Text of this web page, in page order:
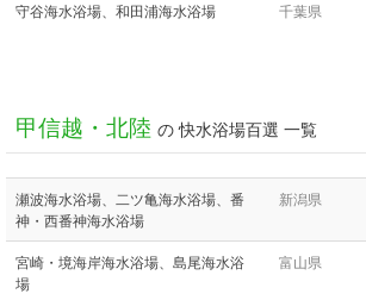
守谷海水浴場、和田浦海水浴場 千葉県
甲信越・北陸 の 快水浴場百選 一覧
瀬波海水浴場、二ツ亀海水浴場、番
神・西番神海水浴場
新潟県
宮崎・境海岸海水浴場、島尾海水浴
場
富山県